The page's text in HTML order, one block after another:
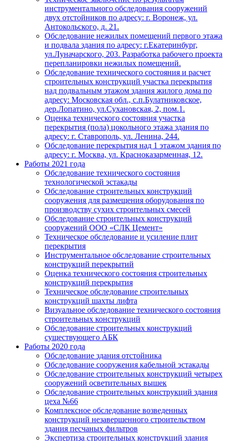
инструментального обследования сооружений
двух отстойников по адресу: г. Воронеж, ул.
Антокольского, д. 21.
Обследование нежилых помещений первого этажа
и подвала здания по адресу: г.Екатеринбург,
ул.Луначарского, 203. Разработка рабочего проекта
перепланировки нежилых помещений.
Обследование технического состояния и расчет
строительных конструкций участка перекрытия
над подвальным этажом здания жилого дома по
адресу: Московская обл., с.п.Булатниковское,
дер.Лопатино, ул.Сухановская, 2, пом.1.
Оценка технического состояния участка
перекрытия (пола) цокольного этажа здания по
адресу: г. Ставрополь, ул. Ленина, 244.
Обследование перекрытия над 1 этажом здания по
адресу: г. Москва, ул. Красноказарменная, 12.
Работы 2021 года
Обследование технического состояния
технологической эстакады
Обследование строительных конструкций
сооружения для размещения оборудования по
производству сухих строительных смесей
Обследование строительных конструкций
сооружений ООО «СЛК Цемент»
Техническое обследование и усиление плит
перекрытия
Инструментальное обследование строительных
конструкций перекрытий
Оценка технического состояния строительных
конструкций перекрытия
Техническое обследование строительных
конструкций шахты лифта
Визуальное обследование технического состояния
строительных конструкций
Обследование строительных конструкций
существующего АБК
Работы 2020 года
Обследование здания отстойника
Обследование сооружения кабельной эстакады
Обследование строительных конструкций четырех
сооружений осветительных вышек
Обследование строительных конструкций здания
цеха №66
Комплексное обследование возведенных
конструкций незавершенного строительством
здания песчаных фильтров
Экспертиза строительных конструкций здания